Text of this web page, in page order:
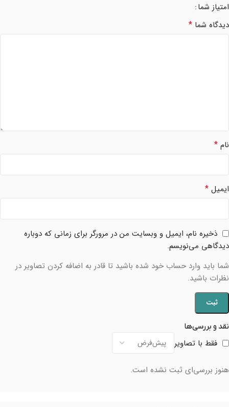
نقد و بررسی‌ها
فقط با تصاویر
هنوز بررسی‌ای ثبت نشده است.
امتیاز شما
دیدگاه شما *
نام *
ایمیل *
ذخیره نام، ایمیل و وبسایت من در مرورگر برای زمانی که دوباره
دیدگاهی می‌نویسم.
شما باید وارد حساب خود شده باشید تا قادر به اضافه کردن تصاویر در
نظرات باشید.